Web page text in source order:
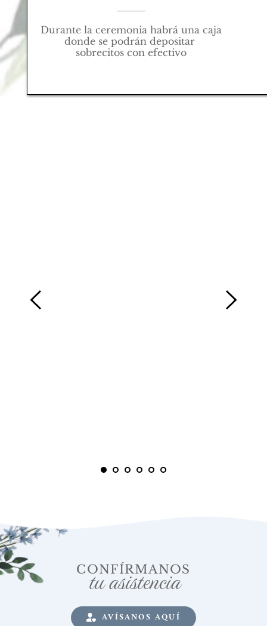
Durante la ceremonia habrá una caja
donde se podrán depositar
sobrecitos con efectivo
CONFÍRMANOS
tu asistencia
AVÍSANOS AQUÍ